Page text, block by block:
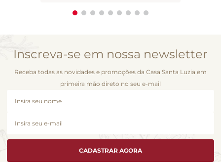
Inscreva-se em nossa newsletter
Receba todas as novidades e promoções da Casa Santa Luzia em
primeira mão direto no seu e-mail
CADASTRAR AGORA